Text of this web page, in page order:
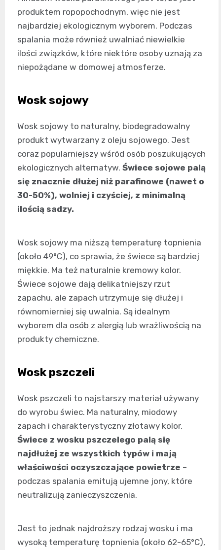
produktem ropopochodnym, więc nie jest
najbardziej ekologicznym wyborem. Podczas
spalania może również uwalniać niewielkie
ilości związków, które niektóre osoby uznają za
niepożądane w domowej atmosferze.
Wosk sojowy
Wosk sojowy to naturalny, biodegradowalny
produkt wytwarzany z oleju sojowego. Jest
coraz popularniejszy wśród osób poszukujących
ekologicznych alternatyw. Świece sojowe palą
się znacznie dłużej niż parafinowe (nawet o
30-50%), wolniej i czyściej, z minimalną
ilością sadzy.
Wosk sojowy ma niższą temperaturę topnienia
(około 49°C), co sprawia, że świece są bardziej
miękkie. Ma też naturalnie kremowy kolor.
Świece sojowe dają delikatniejszy rzut
zapachu, ale zapach utrzymuje się dłużej i
równomierniej się uwalnia. Są idealnym
wyborem dla osób z alergią lub wrażliwością na
produkty chemiczne.
Wosk pszczeli
Wosk pszczeli to najstarszy materiał używany
do wyrobu świec. Ma naturalny, miodowy
zapach i charakterystyczny złotawy kolor.
Świece z wosku pszczelego palą się
najdłużej ze wszystkich typów i mają
właściwości oczyszczające powietrze –
podczas spalania emitują ujemne jony, które
neutralizują zanieczyszczenia.
Jest to jednak najdroższy rodzaj wosku i ma
wysoką temperaturę topnienia (około 62-65°C),